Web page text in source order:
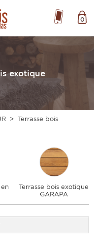
0
exotique
Terrasse bois
Terrasse bois exotique
GARAPA